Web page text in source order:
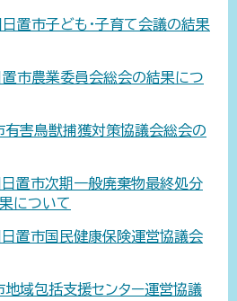
置市子ども・子育て会議の結果
市農業委員会総会の結果につ
害鳥獣捕獲対策協議会総会の
置市次期一般廃棄物最終処分
について
置市国民健康保険運営協議会
域包括支援センター運営協議